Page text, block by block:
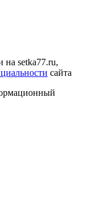
на setka77.ru,
сайта